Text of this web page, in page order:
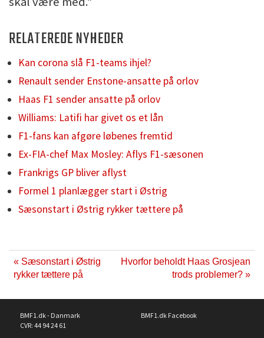
RELATEREDE NYHEDER
Kan corona slå F1-teams ihjel?
Renault sender Enstone-ansatte på orlov
Haas F1 sender ansatte på orlov
Williams: Latifi har givet os et lån
F1-fans kan afgøre løbenes fremtid
Ex-FIA-chef Max Mosley: Aflys F1-sæsonen
Frankrigs GP bliver aflyst
Formel 1 planlægger start i Østrig
Sæsonstart i Østrig rykker tættere på
« Sæsonstart i Østrig
rykker tættere på
Hvorfor beholdt Haas Grosjean
trods problemer? »
BMF1.dk - Danmark
CVR: 44 94 24 61
BMF1.dk Facebook